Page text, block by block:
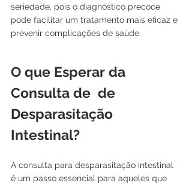
seriedade, pois o diagnóstico precoce
pode facilitar um tratamento mais eficaz e
prevenir complicações de saúde.
O que Esperar da
Consulta de  de
Desparasitação
Intestinal?
A consulta para desparasitação intestinal
é um passo essencial para aqueles que